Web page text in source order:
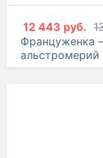
12 443 руб.
Француженка
альстромерий